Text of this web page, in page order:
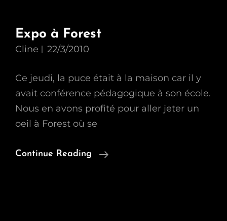
Expo à Forest
Cline 22/3/2010
Ce jeudi, la puce était à la maison car il y
avait conférence pédagogique à son école.
Nous en avons profité pour aller jeter un
oeil à Forest où se
Continue Reading
Expo